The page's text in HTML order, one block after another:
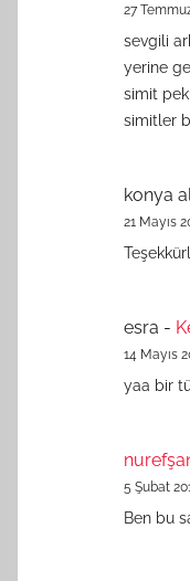
27
sevgili
yerine
simit
simitler
konya
21 Mayıs
esra -
14 Mayıs
yaa bir
5 Şubat
Ben bu